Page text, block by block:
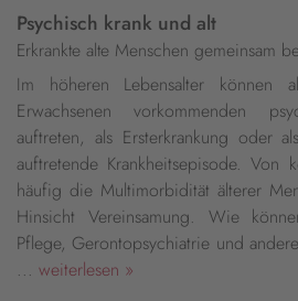
Psychisch krank und alt
Erkrankte alte Menschen gemeinsam
Im höheren Lebensalter können
Erwachsenen vorkommenden
auftreten, als Ersterkrankung oder
auftretende Krankheitsepisode. Von
häufig die Multimorbidität älterer
Hinsicht Vereinsamung. Wie
Pflege, Gerontopsychiatrie und
... weiterlesen »